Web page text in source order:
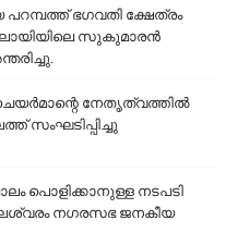
ഭഗവതി ക്ഷേത്രം
സുകുമാരൻ
നേതൃത്വത്തിൽ
സംഘടിപ്പിച്ചു
പൊളിക്കാനുള്ള നടപടി
നഗരസഭ ജനകീയ